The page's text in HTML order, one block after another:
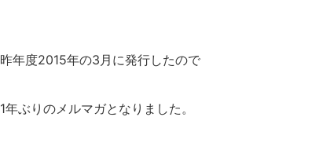
昨年度2015年の3月に発行したので
1年ぶりのメルマガとなりました。